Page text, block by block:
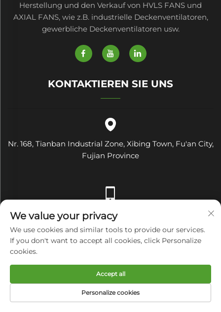
Herstellung und den Verkauf von HVLS FANS und
AXIAL FANS, wie z.B. industrielle Deckenventilatoren,
gewerbliche Deckenventilatoren usw.
KONTAKTIEREN SIE UNS
Nr. 168, Tianban Industrial Zone, Xibing Town, Fu'an City,
Fujian Province
+86-18742465373
[email protected]
We value your privacy
We use cookies and similar tools to provide our services.
If you don't want to accept all cookies, click Personalize
cookies.
Personalize cookies
Accept all